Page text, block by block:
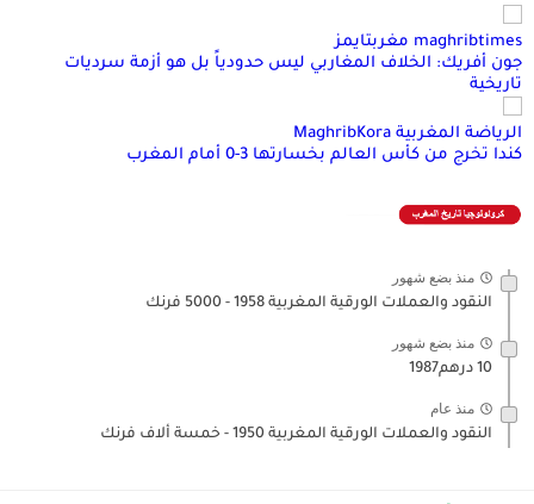
maghribtimes مغربتايمز
جون أفريك: الخلاف المغاربي ليس حدودياً بل هو أزمة سرديات
تاريخية
الرياضة المغربية MaghribKora
كندا تخرج من كأس العالم بخسارتها 3-0 أمام المغرب
منذ بضع شهور
النقود والعملات الورقية المغربية 1958 - 5000 فرنك
منذ بضع شهور
10 درهم1987
منذ عام
النقود والعملات الورقية المغربية 1950 - خمسة ألاف فرنك